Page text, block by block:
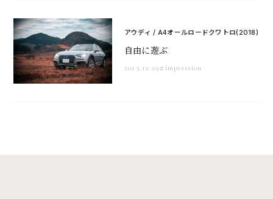
アウディ / A4オールロードクワトロ(2018)
自由に遊ぶ
2025.12.29#impression